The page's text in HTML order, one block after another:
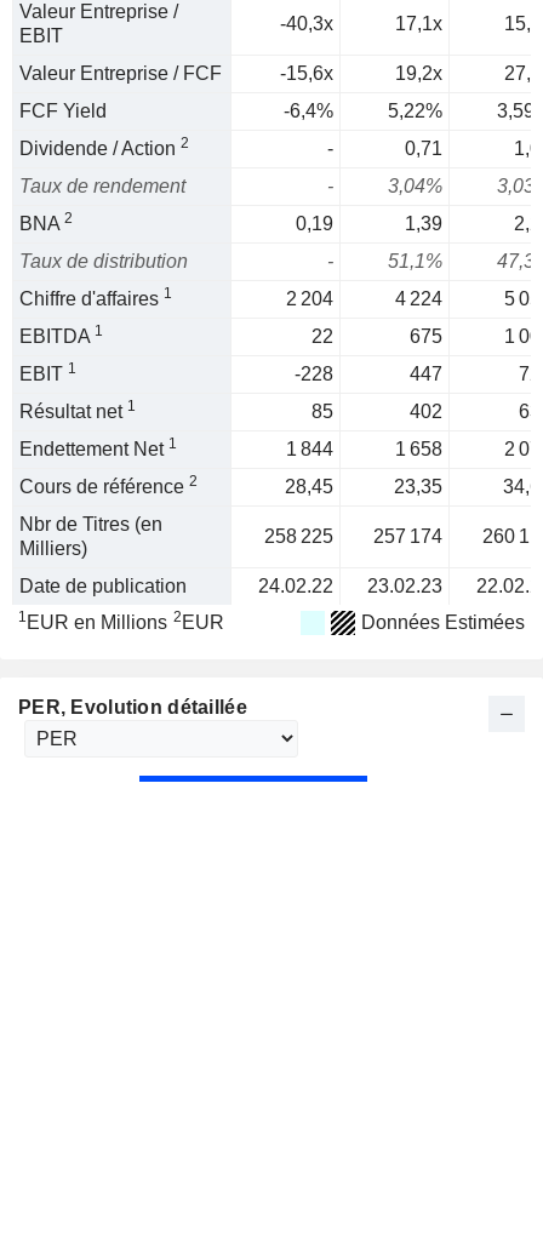
Valeur Entreprise /
EBIT
-40,3x 17,1x
Valeur Entreprise / FCF -15,6x 19,2x
FCF Yield
-6,4% 5,22%
Dividende / Action 2 - 0,71
Taux de rendement
- 3,04%
BNA 2 0,19 1,39
Taux de distribution
- 51,1%
Chiffre d'affaires 1 2 204 4 224
5
EBITDA 1 22 675
1
EBIT 1 -228 447
Résultat net 1 85 402
Endettement Net 1 1 844 1 658
2
Cours de référence 2 28,45 23,35
Nbr de Titres (en
Milliers)
258 225 257 174 260
Date de publication 24.02.22 23.02.23
1 EUR en Millions 2 EUR Données Estimées
PER, Evolution détaillée